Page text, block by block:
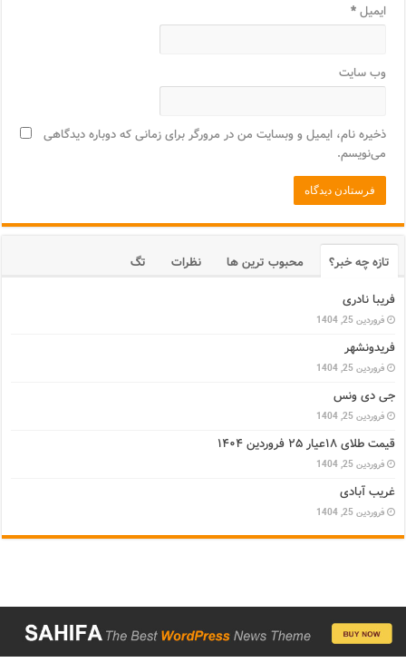
ایمیل*
وب‌ سایت
ذخیره نام، ایمیل و وبسایت من در مرورگر برای زمانی که دوباره دیدگاهی
می‌نویسم.
تازه چه خبر؟ محبوب ترین ها نظرات
تگ
فریبا نادری
فروردین 25, 1404
فریدونشهر
فروردین 25, 1404
جی دی ونس
فروردین 25, 1404
قیمت طلای ۱۸عیار ۲۵ فروردین ۱۴۰۴
فروردین 25, 1404
غریب آبادی
فروردین 25, 1404